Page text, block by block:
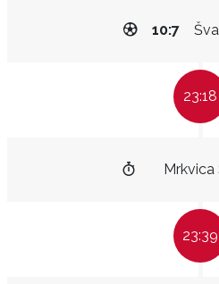
10:7
23:18
Mrkvica
23:39